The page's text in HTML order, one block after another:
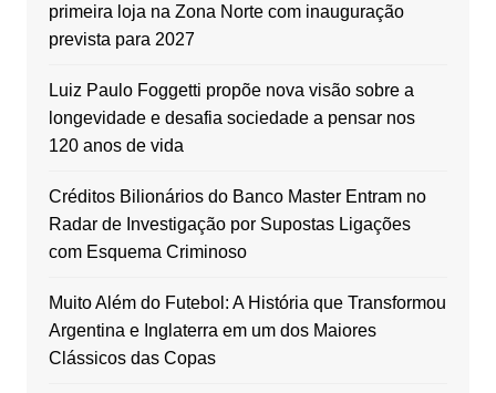
primeira loja na Zona Norte com inauguração
prevista para 2027
Luiz Paulo Foggetti propõe nova visão sobre a
longevidade e desafia sociedade a pensar nos
120 anos de vida
Créditos Bilionários do Banco Master Entram no
Radar de Investigação por Supostas Ligações
com Esquema Criminoso
Muito Além do Futebol: A História que Transformou
Argentina e Inglaterra em um dos Maiores
Clássicos das Copas